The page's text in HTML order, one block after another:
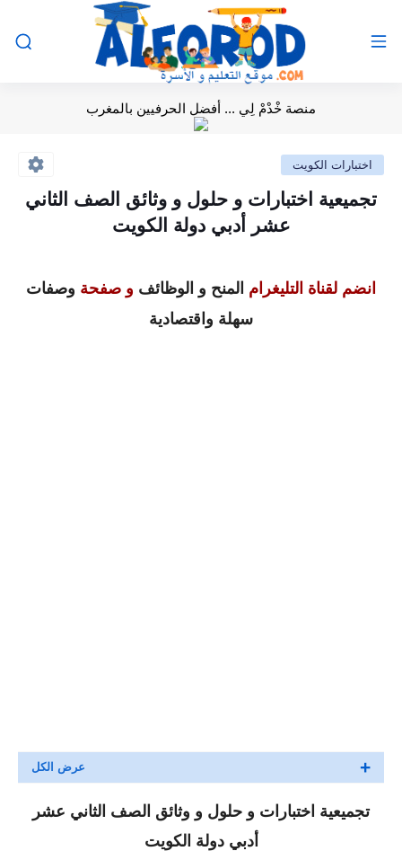
منصة خْدْمْ لِي ... أفضل الحرفيين بالمغرب
اختبارات الكويت
تجميعية اختبارات و حلول و وثائق الصف الثاني
عشر أدبي دولة الكويت
انضم لقناة التليغرام المنح و الوظائف و صفحة وصفات
سهلة واقتصادية
تجميعية اختبارات و حلول و وثائق الصف الثاني عشر
أدبي دولة الكويت